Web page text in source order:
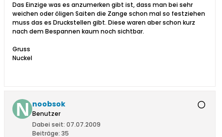
Das Einzige was es anzumerken gibt ist, dass man bei sehr
weichen oder öligen Saiten die Zange schon mal so festziehen
muss das es Druckstellen gibt. Diese waren aber schon kurz
nach dem Bespannen kaum noch sichtbar.
Gruss
Nuckel
noobsok
Benutzer
Dabei seit: 07.07.2009
Beiträge: 35